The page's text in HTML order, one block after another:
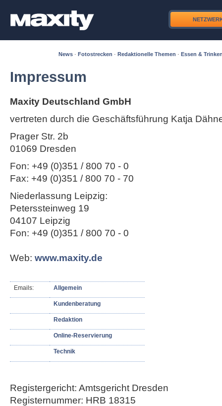
News · Fotostrecken · Redaktionelle Themen · Essen &
Impressum
Maxity Deutschland GmbH
vertreten durch die Geschäftsführung Katja
Prager Str. 2b
01069 Dresden
Fon: +49 (0)351 / 800 70 - 0
Fax: +49 (0)351 / 800 70 - 70
Niederlassung Leipzig:
Peterssteinweg 19
04107 Leipzig
Fon: +49 (0)351 / 800 70 - 0
Web: www.maxity.de
Emails: Allgemein
Kundenberatung
Redaktion
Online-Reservierung
Technik
Registergericht: Amtsgericht Dresden
Registernummer: HRB 18315